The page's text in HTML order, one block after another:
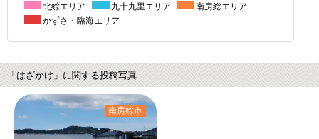
北総エリア
九十九里エリア
南房総エリア
かずさ・臨海エリア
「はざかけ」に関する投稿写真
南房総市